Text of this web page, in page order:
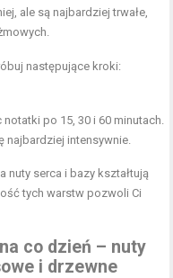
ale są najbardziej trwałe,
następujące kroki:
po 15, 30 i 60 minutach.
najbardziej intensywnie.
nuty serca i bazy kształtują
tych warstw pozwoli Ci
co dzień – nuty
i drzewne